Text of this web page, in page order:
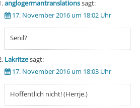
anglogermantranslationssagt:
17. November 2016 um 18:02 Uhr
Senil?
Lakritzesagt:
17. November 2016 um 18:03 Uhr
Hoffentlich nicht! (Herrje.)